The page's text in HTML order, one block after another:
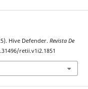
Hive Defender. Revista De
retii.v1i2.1851